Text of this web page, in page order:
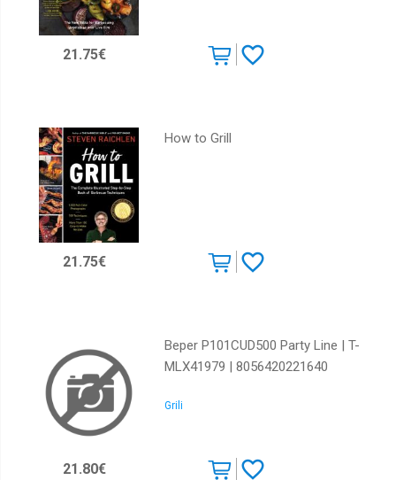
21.75€
How to Grill
21.75€
Beper P101CUD500 Party Line | T-
MLX41979 | 8056420221640
Grili
21.80€